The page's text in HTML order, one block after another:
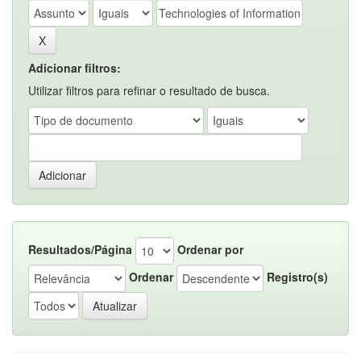
Adicionar filtros:
Utilizar filtros para refinar o resultado de busca.
Resultados/Página
Ordenar por
Ordenar
Registro(s)